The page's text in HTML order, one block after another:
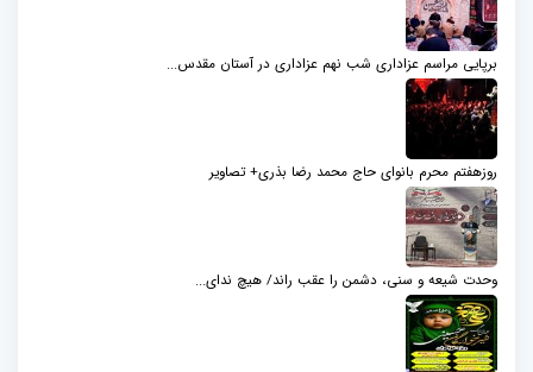
برپایی مراسم عزاداری شب نهم عزاداری در آستان مقدس...
روزهفتم محرم بانوای حاج محمد رضا بذری+ تصاویر
وحدت شیعه و سنی، دشمن را عقب راند/ هیچ ندای...